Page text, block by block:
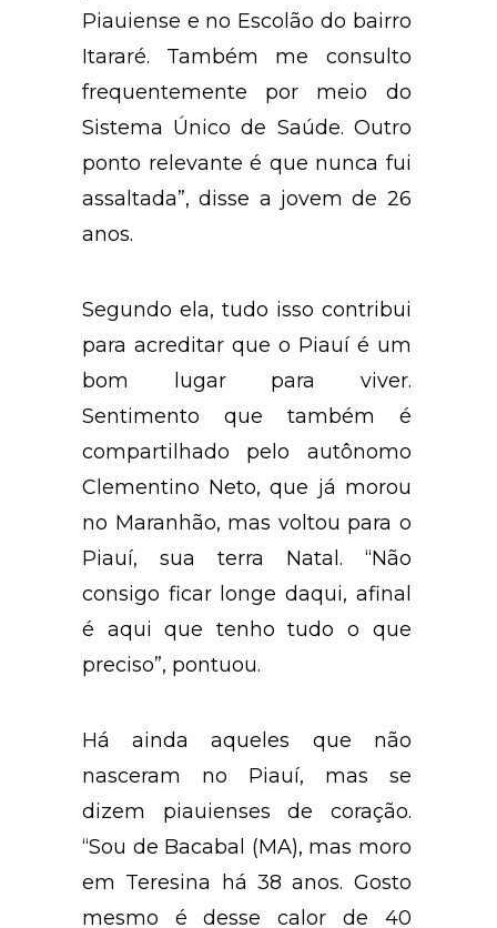
Piauiense e no Escolão do bairro
Itararé. Também me consulto
frequentemente por meio do
Sistema Único de Saúde. Outro
ponto relevante é que nunca fui
assaltada”, disse a jovem de 26
anos.
Segundo ela, tudo isso contribui
para acreditar que o Piauí é um
bom lugar para viver.
Sentimento que também é
compartilhado pelo autônomo
Clementino Neto, que já morou
no Maranhão, mas voltou para o
Piauí, sua terra Natal. “Não
consigo ficar longe daqui, afinal
é aqui que tenho tudo o que
preciso”, pontuou.
Há ainda aqueles que não
nasceram no Piauí, mas se
dizem piauienses de coração.
“Sou de Bacabal (MA), mas moro
em Teresina há 38 anos. Gosto
mesmo é desse calor de 40